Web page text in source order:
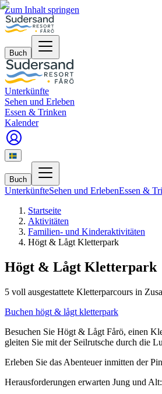
Zum Inhalt springen
Buch
Unterkünfte
Sehen und Erleben
Essen & Trinken
Kalender
Buch
UnterkünfteSehen und ErlebenEssen &
Startseite
Aktivitäten
Familien- und Kinderaktivitäten
Högt & Lågt Kletterpark
Högt & Lågt Kletterpark
5 voll ausgestattete Kletterparcours in
Buchen högt & lågt kletterpark
Besuchen Sie Högt & Lågt Fårö, einen
gleiten Sie mit der Seilrutsche durch die
Erleben Sie das Abenteuer inmitten der
Herausforderungen erwarten Jung und